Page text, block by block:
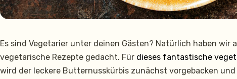
Es sind Vegetarier unter deinen Gästen? Natürlich haben wir
vegetarische Rezepte gedacht. Für dieses fantastische
wird der leckere Butternusskürbis zunächst vorgebacken